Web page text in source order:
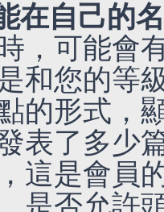
在自己的
，可能會
和您的等
的形式，
表了多少
這是會員
是否允許